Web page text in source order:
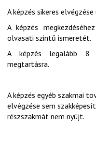
A képzés sikeres
A képzés
olvasati szintű ismeretét.
A képzés legalább 8
megtartásra.
A képzés egyéb szakmai
elvégzése sem
részszakmát nem nyújt.